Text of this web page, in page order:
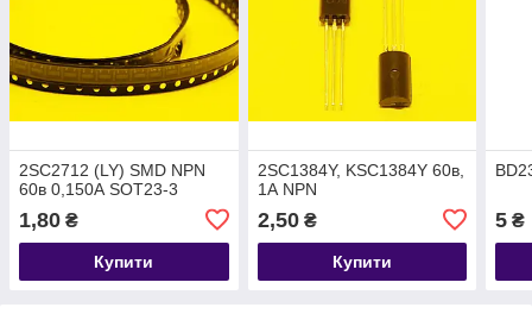
2SC2712 (LY) SMD NPN
60в 0,150А SOT23-3
1,80 ₴
Купити
2SC1384Y, KSC1384Y 60в,
1А NPN
2,50₴
Купити
5 ₴